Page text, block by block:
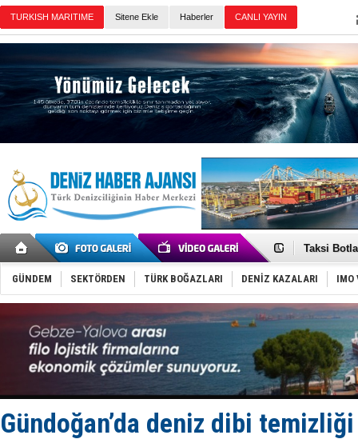
Sitene Ekle Haberler
Denizcilik
Taksi
TÜRKLİM
SOCAR da
Dünyanın
Keşfedildi:
D-Marin,
Van’da
ASEAN ilk
GÜNDEM SEKTÖRDEN TÜRK BOĞAZLARI DENİZ KAZALARI IMO
Gündoğan’da deniz dibi